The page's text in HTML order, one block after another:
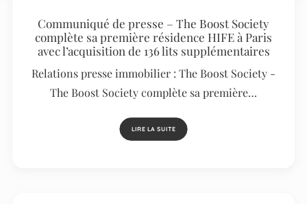
Communiqué de presse – The Boost Society
complète sa première résidence HIFE à Paris
avec l’acquisition de 136 lits supplémentaires
Relations presse immobilier : The Boost Society -
The Boost Society complète sa première…
LIRE LA SUITE